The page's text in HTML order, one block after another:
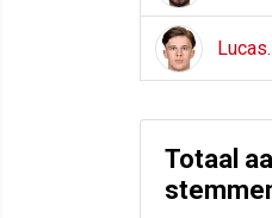
Totaal